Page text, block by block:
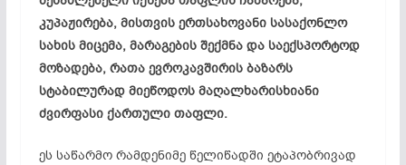
კუპაჟირება, მისთვის ერთსახოვანი სასაქონლო
სახის მიცემა, მარაგების შექმნა და საექსპორტოდ
მოზადება, რათა ევროკავშირის ბაზარს
სტაბილურად მიეწოდოს მაღალხარისხიანი
ძვირფასი ქართული თაფლი.
ეს საწარმო რამდენიმე წელიწადში ეტაპობრივად